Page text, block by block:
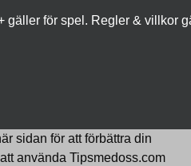
gäller för spel. Regler & villkor
sidan för att förbättra din
använda Tipsmedoss.com